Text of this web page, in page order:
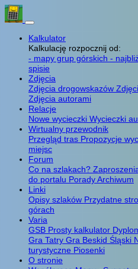
Kalkulator
Kalkulację rozpocznij od:
- mapy grup górskich -
spisie
Zdjęcia
Zdjęcia drogowskazów
Zdjęcia autorami
Relacje
Nowe wycieczki Wycieczki
Wirtualny przewodnik
Przegląd tras Propozycje
miejsc
Forum
Co na szlakach?
do portalu PoradyArchiwum
Linki
Opisy szlaków Przydatne
górach
Varia
GSB Prosty kalkulator
Gra Tatry Gra Beskid Śląski
turystyczne Piosenki
O stronie